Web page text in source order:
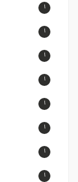
۱
۱
۱
۱
۱
۱
۱
۱